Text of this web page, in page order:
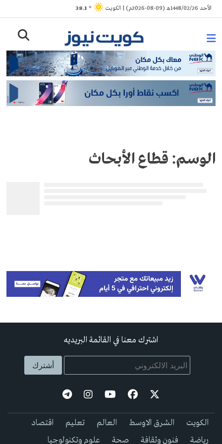
Skip
to
الأحد 1448/02/26هـ (09-08-2026م) | الكويت ° 38.1
الوسم: قطاع الأبحاث
اشترك معنا في القائمة البريديه
الكويت الشرق الاوسط العالم تعليم
اقتصاد
رياضة
فنون وثقافة صحة علوم وتكنولوجيا